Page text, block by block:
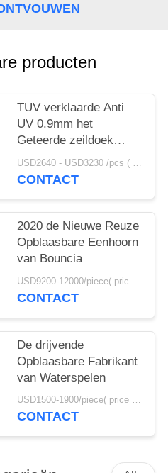
producten
TUV verklaarde Anti
UV 0.9mm het
Geteerde zeildoek
Opblaasbaar Water van
pvc het Springen
USD2640 - USD3230 /pcs ( price just for reference, detailed prices need to be confirmed） MOQ:1PC
CONTACT
2020 de Nieuwe Reuze
Opblaasbare Eenhoorn
van Bouncia
USD9200-12000/piece( price just for reference, detailed prices need to be confirmed) MOQ:1PC
CONTACT
De drijvende
Opblaasbare Fabrikant
van Waterspelen
USD1500-1900/piece( price just for reference, detailed prices need to be confirmed) MOQ:1PC
CONTACT